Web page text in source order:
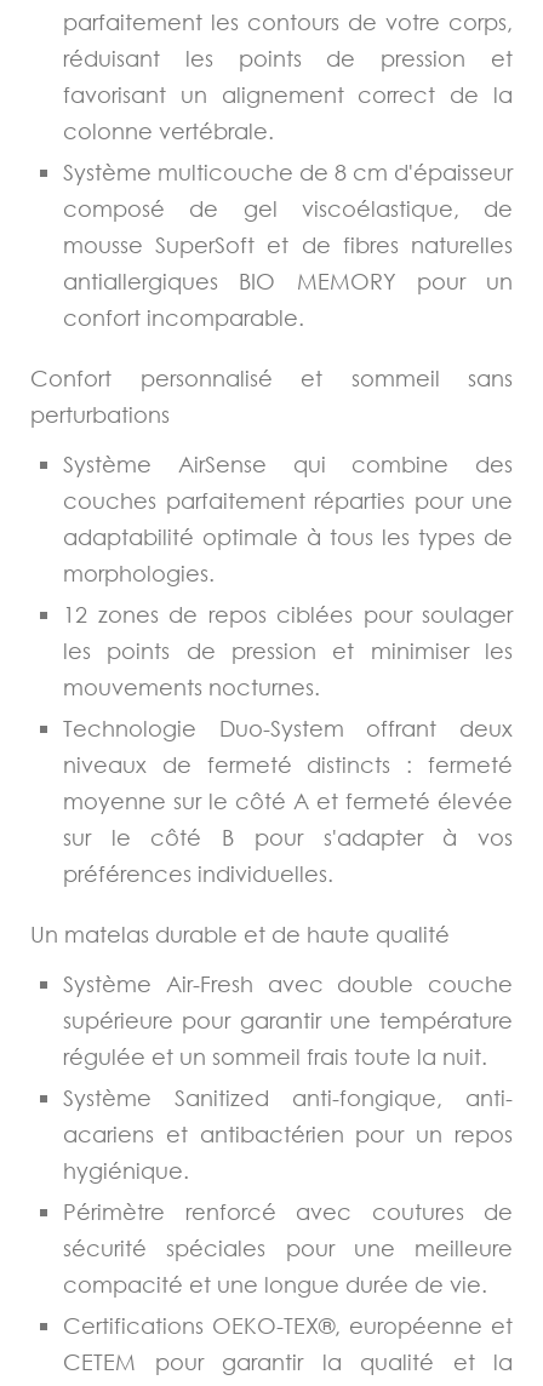
parfaitement les contours de votre corps,
réduisant les points de pression et
favorisant un alignement correct de la
colonne vertébrale.
Système multicouche de 8 cm d'épaisseur
composé de gel viscoélastique, de
mousse SuperSoft et de fibres naturelles
antiallergiques BIO MEMORY pour un
confort incomparable.
Confort personnalisé et sommeil sans
perturbations
Système AirSense qui combine des
couches parfaitement réparties pour une
adaptabilité optimale à tous les types de
morphologies.
12 zones de repos ciblées pour soulager
les points de pression et minimiser les
mouvements nocturnes.
Technologie Duo-System offrant deux
niveaux de fermeté distincts : fermeté
moyenne sur le côté A et fermeté élevée
sur le côté B pour s'adapter à vos
préférences individuelles.
Un matelas durable et de haute qualité
Système Air-Fresh avec double couche
supérieure pour garantir une température
régulée et un sommeil frais toute la nuit.
Système Sanitized anti-fongique, anti-
acariens et antibactérien pour un repos
hygiénique.
Périmètre renforcé avec coutures de
sécurité spéciales pour une meilleure
compacité et une longue durée de vie.
Certifications OEKO-TEX®, européenne et
CETEM pour garantir la qualité et la